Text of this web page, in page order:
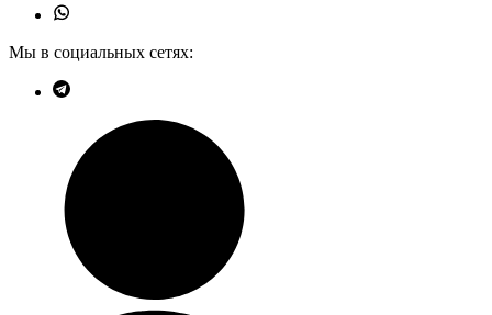
Мы в социальных сетях: